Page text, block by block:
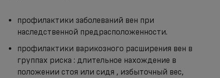
профилактики заболеваний вен при
наследственной предрасположенности.
профилактики варикозного расширения вен в
группах риска : длительное нахождение в
положении стоя или сидя , избыточный вес,